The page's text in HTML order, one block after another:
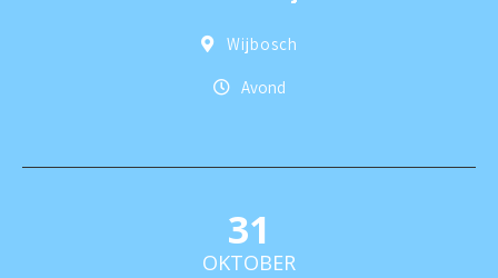
Wijbosch
Avond
31
OKTOBER